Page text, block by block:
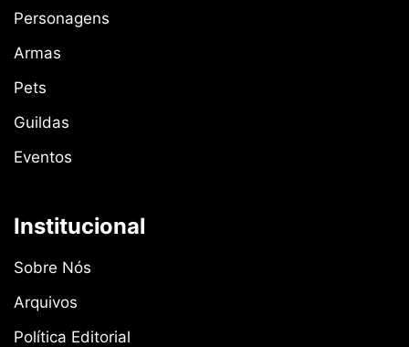
Personagens
Armas
Pets
Guildas
Eventos
Institucional
Sobre Nós
Arquivos
Política Editorial